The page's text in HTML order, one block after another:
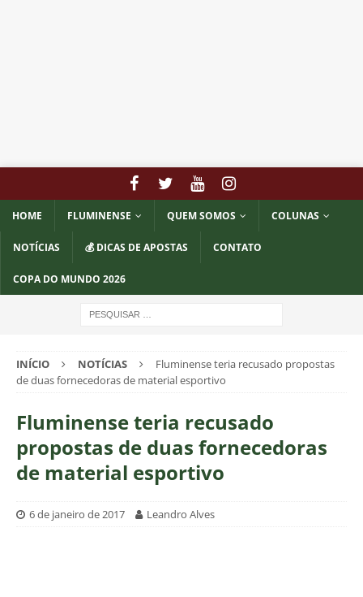
HOME FLUMINENSE QUEM SOMOS COLUNAS
NOTÍCIAS 💰 DICAS DE APOSTAS CONTATO
COPA DO MUNDO 2026
INÍCIO NOTÍCIAS
Fluminense teria recusado propostas
de duas fornecedoras de material esportivo
Fluminense teria recusado
propostas de duas fornecedoras
de material esportivo
6 de janeiro de 2017 Leandro Alves